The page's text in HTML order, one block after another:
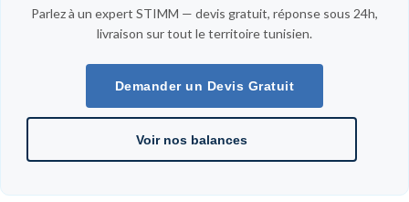
Parlez à un expert STIMM — devis gratuit, réponse sous 24h,
livraison sur tout le territoire tunisien.
Demander un Devis Gratuit
Voir nos balances